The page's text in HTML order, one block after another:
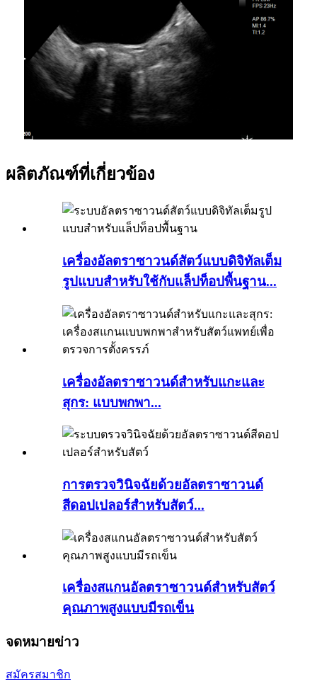
ผลิตภัณฑ์ที่เกี่ยวข้อง
เครื่องอัลตราซาวนด์สัตว์แบบดิจิทัลเต็ม
รูปแบบสำหรับใช้กับแล็ปท็อปพื้นฐาน...
เครื่องอัลตราซาวนด์สำหรับแกะและ
สุกร: แบบพกพา...
การตรวจวินิจฉัยด้วยอัลตราซาวนด์
สีดอปเปลอร์สำหรับสัตว์...
เครื่องสแกนอัลตราซาวนด์สำหรับสัตว์
คุณภาพสูงแบบมีรถเข็น
จดหมายข่าว
สมัครสมาชิก